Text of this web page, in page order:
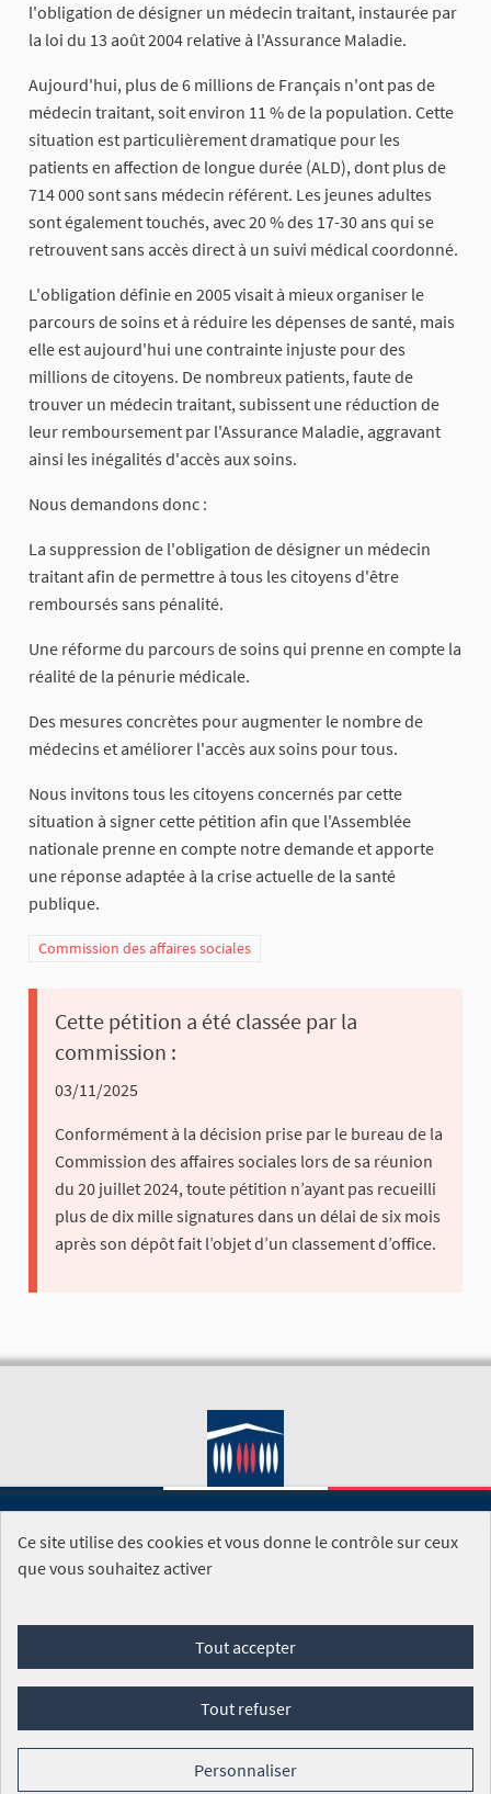
l'obligation de désigner un médecin traitant, instaurée par
la loi du 13 août 2004 relative à l'Assurance Maladie.
Aujourd'hui, plus de 6 millions de Français n'ont pas de
médecin traitant, soit environ 11 % de la population. Cette
situation est particulièrement dramatique pour les
patients en affection de longue durée (ALD), dont plus de
714 000 sont sans médecin référent. Les jeunes adultes
sont également touchés, avec 20 % des 17-30 ans qui se
retrouvent sans accès direct à un suivi médical coordonné.
L'obligation définie en 2005 visait à mieux organiser le
parcours de soins et à réduire les dépenses de santé, mais
elle est aujourd'hui une contrainte injuste pour des
millions de citoyens. De nombreux patients, faute de
trouver un médecin traitant, subissent une réduction de
leur remboursement par l'Assurance Maladie, aggravant
ainsi les inégalités d'accès aux soins.
Nous demandons donc :
La suppression de l'obligation de désigner un médecin
traitant afin de permettre à tous les citoyens d'être
remboursés sans pénalité.
Une réforme du parcours de soins qui prenne en compte la
réalité de la pénurie médicale.
Des mesures concrètes pour augmenter le nombre de
médecins et améliorer l'accès aux soins pour tous.
Nous invitons tous les citoyens concernés par cette
situation à signer cette pétition afin que l'Assemblée
nationale prenne en compte notre demande et apporte
une réponse adaptée à la crise actuelle de la santé
publique.
Commission des affaires sociales
Cette pétition a été classée par la
commission :
03/11/2025
Conformément à la décision prise par le bureau de la
Commission des affaires sociales lors de sa réunion
du 20 juillet 2024, toute pétition n’ayant pas recueilli
plus de dix mille signatures dans un délai de six mois
après son dépôt fait l’objet d’un classement d’office.
SITE DE L'ASSEMBLÉE NATIONALE
Foire aux questions
Conditions générales d'utilisation (CGU)
Mentions légales
Cookies
Ce site utilise des cookies et vous donne le contrôle sur ceux
que vous souhaitez activer
Tout accepter
Tout refuser
Personnaliser